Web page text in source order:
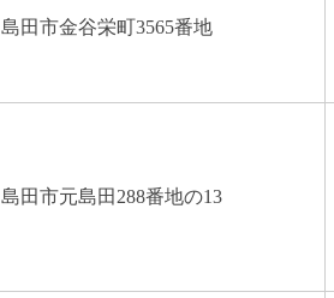
島田市金谷栄町3565番地
島田市元島田288番地の13